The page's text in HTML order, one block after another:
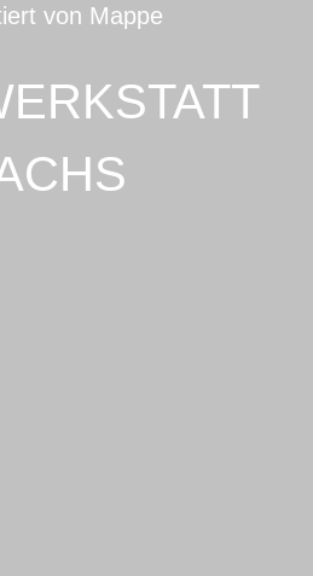
von Mappe